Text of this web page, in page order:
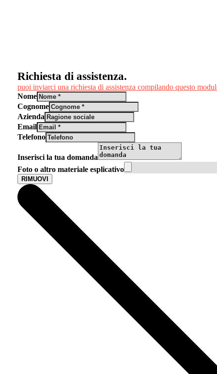
Richiesta di assistenza.
puoi inviarci una richiesta di assistenza compilando questo
Nome
Cognome
Azienda
Email
Telefono
Inserisci la tua domanda
Foto o altro materiale esplicativo
RIMUOVI